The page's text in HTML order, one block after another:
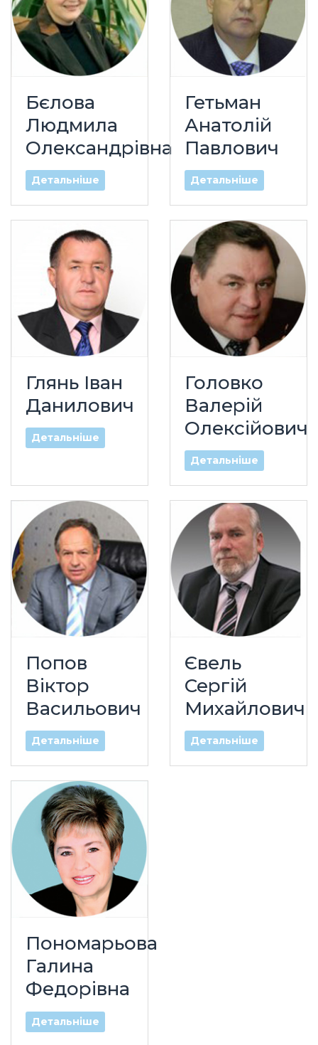
Бєлова
Людмила
Олександрівна
Детальніше
Гетьман
Анатолій
Павлович
Детальніше
Глянь Іван
Данилович
Детальніше
Головко
Валерій
Олексійович
Детальніше
Попов
Віктор
Васильович
Детальніше
Євель
Сергій
Михайлович
Детальніше
Пономарьова
Галина
Федорівна
Детальніше